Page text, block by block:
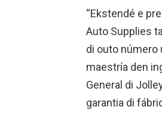
“Ekstendé e
Auto Supplies
di outo número
maestría den
General di
garantia di